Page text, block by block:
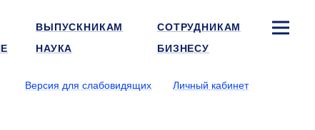
ВЫПУСКНИКАМ
СОТРУДНИКАМ
НАУКА БИЗНЕСУ
Версия для слабовидящих
Личный кабинет